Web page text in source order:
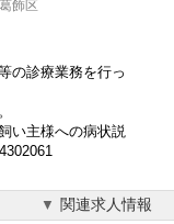
飾区
の診療業務を行っ
い主様への病状説
関連求人情報